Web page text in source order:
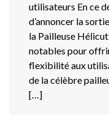
utilisateurs En ce
d’annoncer la
la Pailleuse
notables pour
flexibilité aux
de la célèbre
[…]